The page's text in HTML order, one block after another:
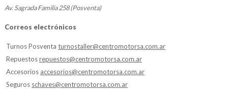
Av. Sagrada Familia 258 (Posventa)
Correos electrónicos
Turnos Posventa turnostaller@centromotorsa.com.ar
Repuestosrepuestos@centromotorsa.com.ar
Accesorios accesorios@centromotorsa.com.ar
Seguros schaves@centromotorsa.com.ar